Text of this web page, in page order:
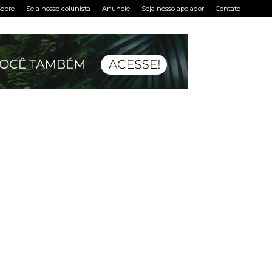
Seja nosso colunista Anuncie Seja nosso apoiador Contato